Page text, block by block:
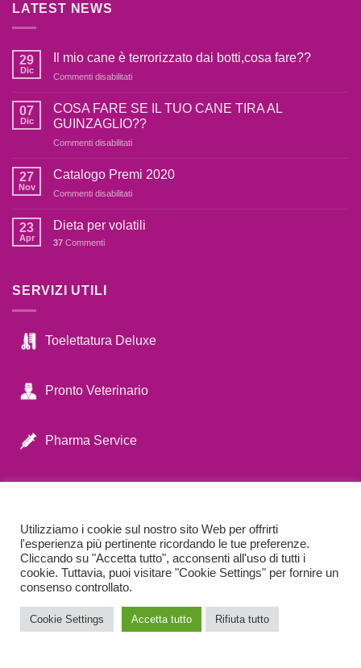
LATEST NEWS
29
Dic
Il mio cane è terrorizzato dai botti,cosa fare??
Commenti disabilitatisu
mio
cane
è
terrorizzato
botti,cosa
07
Dic
COSA FARE SE IL TUO CANE TIRA AL
GUINZAGLIO??
Commenti disabilitatisu
FARE
IL
CANE
27
Nov
Catalogo Premi 2020
Commenti disabilitatisu
Premi
23
Apr
Dieta per volatili
37 Commenti
SERVIZI UTILI
Toelettatura Deluxe
Pronto Veterinario
Pharma Service
Utilizziamo i cookie sul nostro sito Web per offrirti
l'esperienza più pertinente ricordando le tue preferenze.
Cliccando su "Accetta tutto", acconsenti all'uso di tutti i
cookie. Tuttavia, puoi visitare "Cookie Settings" per fornire un
consenso controllato.
Cookie Settings Accetta tutto Rifiuta tutto